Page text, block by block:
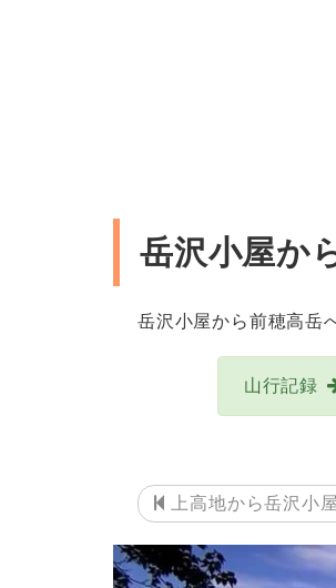
岳沢小屋か
岳沢小屋から前穂高岳
山行記録
上高地から岳沢小